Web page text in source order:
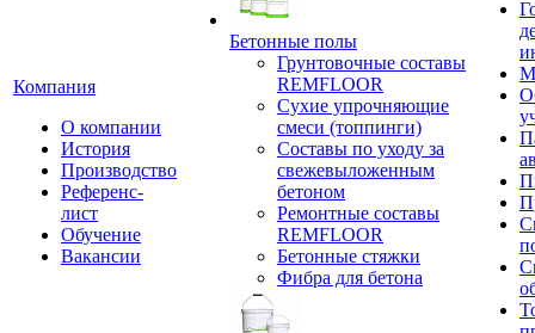
Компания
О компании
История
Производство
Референс-
лист
Обучение
Вакансии
Бетонные полы
Грунтовочные составы
REMFLOOR
Сухие упрочняющие
смеси (топпинги)
Составы по уходу за
свежевыложенным
бетоном
Ремонтные составы
REMFLOOR
Бетонные стяжки
Фибра для бетона